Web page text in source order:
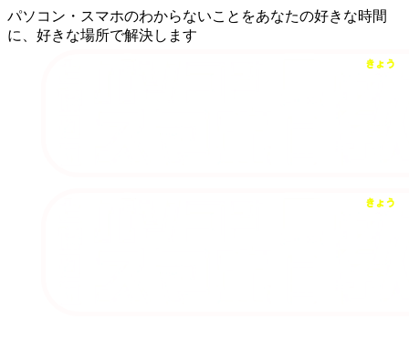
パソコン・スマホのわからないことをあなたの好きな時間
に、好きな場所で解決します